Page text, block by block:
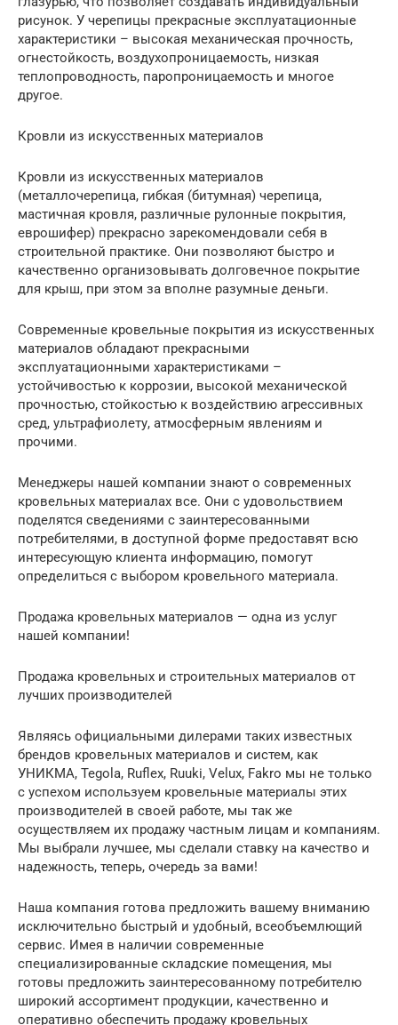
рисунок. У черепицы прекрасные эксплуатационные
характеристики – высокая механическая прочность,
огнестойкость, воздухопроницаемость, низкая
теплопроводность, паропроницаемость и многое
другое.
Кровли из искусственных материалов
Кровли из искусственных материалов
(металлочерепица, гибкая (битумная) черепица,
мастичная кровля, различные рулонные покрытия,
еврошифер) прекрасно зарекомендовали себя в
строительной практике. Они позволяют быстро и
качественно организовывать долговечное покрытие
для крыш, при этом за вполне разумные деньги.
Современные кровельные покрытия из искусственных
материалов обладают прекрасными
эксплуатационными характеристиками –
устойчивостью к коррозии, высокой механической
прочностью, стойкостью к воздействию агрессивных
сред, ультрафиолету, атмосферным явлениям и
прочими.
Менеджеры нашей компании знают о современных
кровельных материалах все. Они с удовольствием
поделятся сведениями с заинтересованными
потребителями, в доступной форме предоставят всю
интересующую клиента информацию, помогут
определиться с выбором кровельного материала.
Продажа кровельных материалов — одна из услуг
нашей компании!
Продажа кровельных и строительных материалов от
лучших производителей
Являясь официальными дилерами таких известных
брендов кровельных материалов и систем, как
УНИКМА, Tegola, Ruflex, Ruuki, Velux, Fakro мы не только
с успехом используем кровельные материалы этих
производителей в своей работе, мы так же
осуществляем их продажу частным лицам и компаниям.
Мы выбрали лучшее, мы сделали ставку на качество и
надежность, теперь, очередь за вами!
Наша компания готова предложить вашему вниманию
исключительно быстрый и удобный, всеобъемлющий
сервис. Имея в наличии современные
специализированные складские помещения, мы
готовы предложить заинтересованному потребителю
широкий ассортимент продукции, качественно и
оперативно обеспечить продажу кровельных